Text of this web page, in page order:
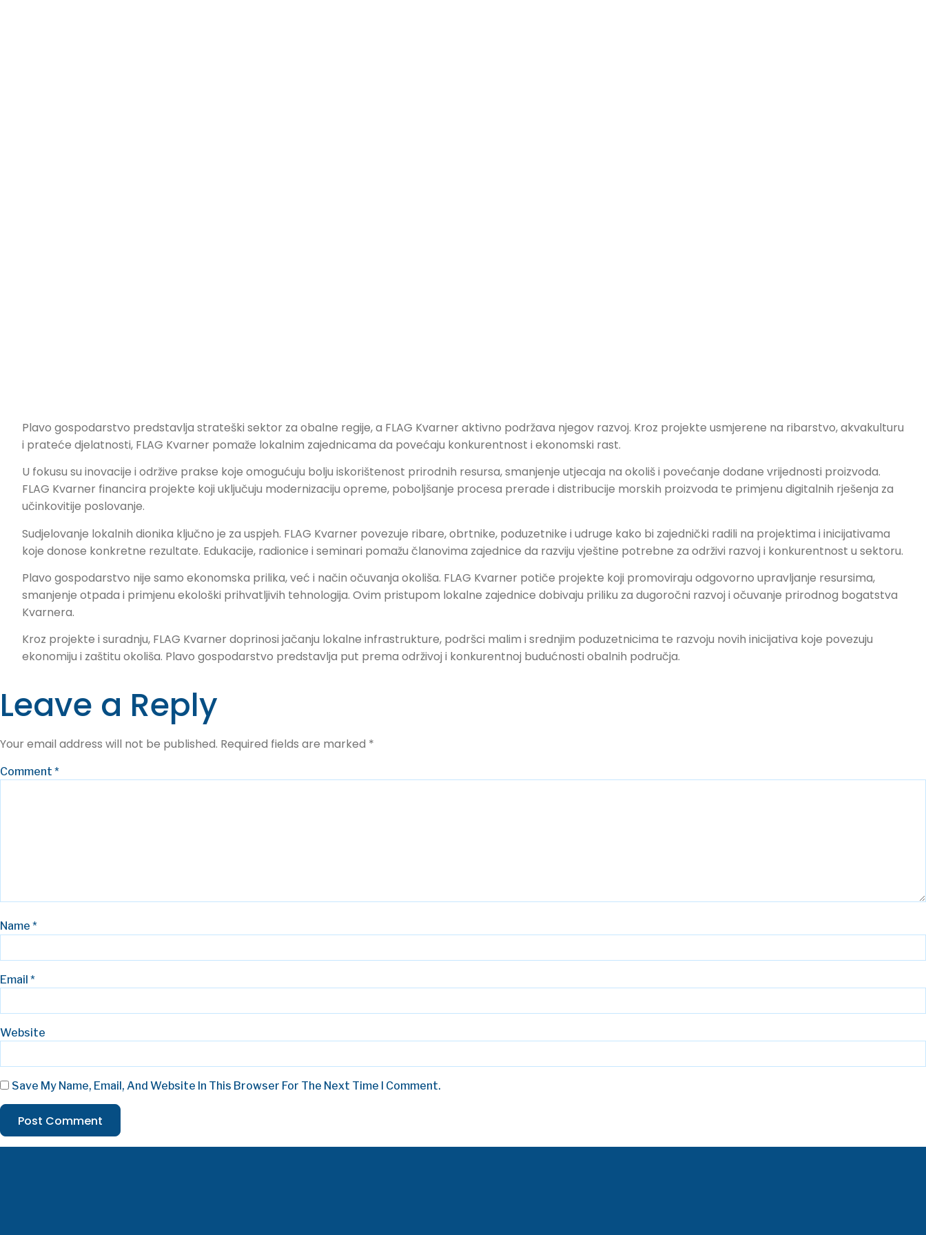
Plavo gospodarstvo predstavlja strateški sektor za obalne regije, a FLAG Kvarner aktivno podržava njegov razvoj. Kroz projekte usmjerene na ribarstvo, akvakulturu
i prateće djelatnosti, FLAG Kvarner pomaže lokalnim zajednicama da povećaju konkurentnost i ekonomski rast.
U fokusu su inovacije i održive prakse koje omogućuju bolju iskorištenost prirodnih resursa, smanjenje utjecaja na okoliš i povećanje dodane vrijednosti proizvoda.
FLAG Kvarner financira projekte koji uključuju modernizaciju opreme, poboljšanje procesa prerade i distribucije morskih proizvoda te primjenu digitalnih rješenja za
učinkovitije poslovanje.
Sudjelovanje lokalnih dionika ključno je za uspjeh. FLAG Kvarner povezuje ribare, obrtnike, poduzetnike i udruge kako bi zajednički radili na projektima i inicijativama
koje donose konkretne rezultate. Edukacije, radionice i seminari pomažu članovima zajednice da razviju vještine potrebne za održivi razvoj i konkurentnost u sektoru.
Plavo gospodarstvo nije samo ekonomska prilika, već i način očuvanja okoliša. FLAG Kvarner potiče projekte koji promoviraju odgovorno upravljanje resursima,
smanjenje otpada i primjenu ekološki prihvatljivih tehnologija. Ovim pristupom lokalne zajednice dobivaju priliku za dugoročni razvoj i očuvanje prirodnog bogatstva
Kvarnera.
Kroz projekte i suradnju, FLAG Kvarner doprinosi jačanju lokalne infrastrukture, podršci malim i srednjim poduzetnicima te razvoju novih inicijativa koje povezuju
ekonomiju i zaštitu okoliša. Plavo gospodarstvo predstavlja put prema održivoj i konkurentnoj budućnosti obalnih područja.
Leave a Reply
Your email address will not be published. Required fields are marked *
Comment *
Name *
Email *
Website
Save My Name, Email, And Website In This Browser For The Next Time I Comment.